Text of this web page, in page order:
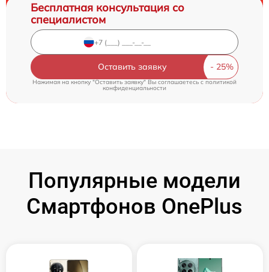
Бесплатная консультация со
специалистом
Оставить заявку
Нажимая на кнопку "Оставить заявку" Вы соглашаетесь c политикой
конфиденциальности
Популярные модели
Смартфонов OnePlus